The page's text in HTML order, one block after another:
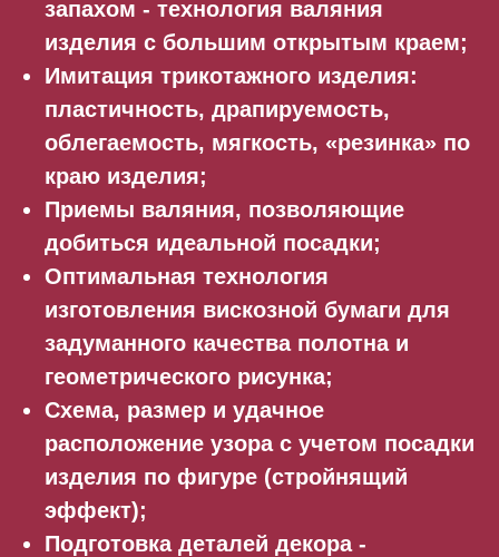
запахом - технология валяния
изделия с большим открытым краем;
Имитация трикотажного изделия:
пластичность, драпируемость,
облегаемость, мягкость, «резинка» по
краю изделия;
Приемы валяния, позволяющие
добиться идеальной посадки;
Оптимальная технология
изготовления вискозной бумаги для
задуманного качества полотна и
геометрического рисунка;
Схема, размер и удачное
расположение узора с учетом посадки
изделия по фигуре (стройнящий
эффект);
Подготовка деталей декора -